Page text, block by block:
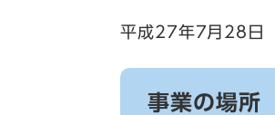
平成27年7月28日
事業の場所